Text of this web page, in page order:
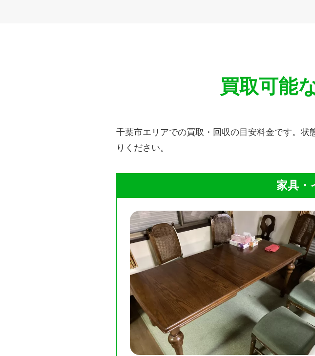
買取可能
千葉市エリアでの買取・回収の目安料金です。
りください。
家具・